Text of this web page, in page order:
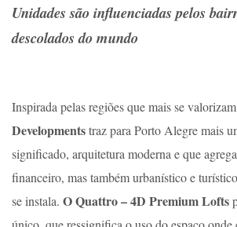
Unidades são influenciadas pelos
descolados do mundo
Inspirada pelas regiões que mais se
Developmentstraz para Porto Alegre mais
significado, arquitetura moderna e que
financeiro, mas também urbanístico e
se instala. O Quattro – 4D Premium Lofts